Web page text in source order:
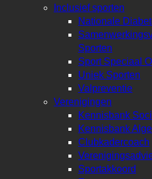
Inclusief sporten
Nationale
Sporten
Sport Speciaal
Uniek Sporten
Valpreventie
Verenigingen
Kennisbank
Kennisbank
Clubkadercoach
Sportakkoord